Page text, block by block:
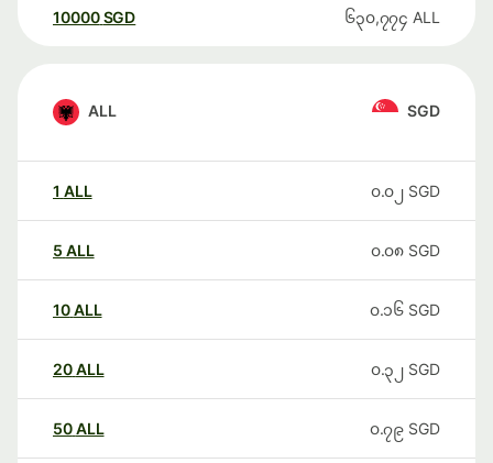
10000 SGD ၆၃၀,၇၇၄ ALL
ALL SGD
1 ALL ၀.၀၂ SGD
5 ALL ၀.၀၈ SGD
10ALL ၀.၁၆ SGD
20ALL ၀.၃၂ SGD
50ALL ၀.၇၉ SGD